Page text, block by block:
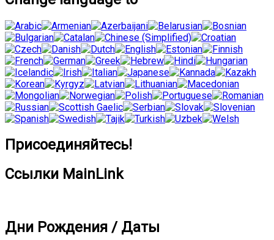
Присоединяйтесь!
Ссылки MainLink
Дни Рождения / Даты